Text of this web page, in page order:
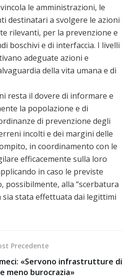
le amministrazioni, le
destinatari a svolgere le azioni
rilevanti, per la prevenzione e
boschivi e di interfaccia. I livelli
adeguate azioni e
della vita umana e di
resta il dovere di informare e
la popolazione e di
di prevenzione degli
incolti e dei margini delle
in coordinamento con le
efficacemente sulla loro
in caso le previste
possibilmente, alla “scerbatura
sia stata effettuata dai legittimi
Precedente
«Servono infrastrutture di
meno burocrazia»